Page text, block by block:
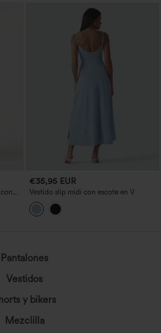
€35,95 EUR
Vestido slip midi con escote en V
Pantalones
Vestidos
y bikers
Mezclilla